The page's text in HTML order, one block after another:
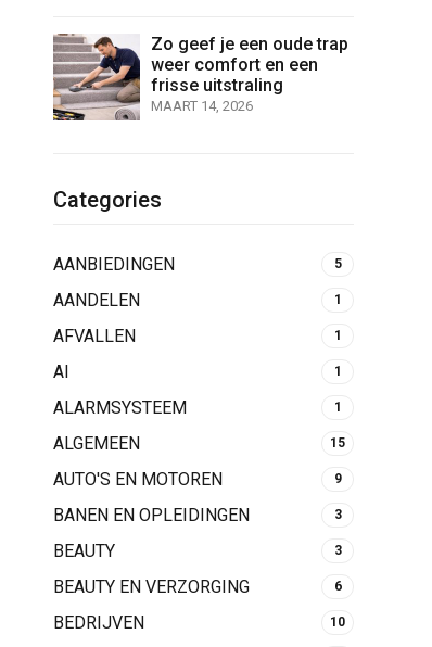
Zo geef je een oude trap
weer comfort en een
frisse uitstraling
MAART 14, 2026
Categories
AANBIEDINGEN 5
AANDELEN 1
AFVALLEN 1
AI 1
ALARMSYSTEEM 1
ALGEMEEN 15
AUTO'S EN MOTOREN 9
BANEN EN OPLEIDINGEN 3
BEAUTY 3
BEAUTY EN VERZORGING 6
BEDRIJVEN 10